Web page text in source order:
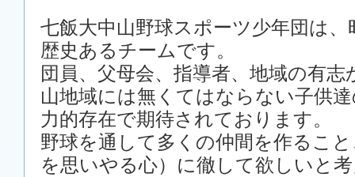
七飯大中山野球スポーツ少年団は
歴史あるチームです。
団員、父母会、指導者、地域の有
山地域には無くてはならない子供
力的存在で期待されております。
野球を通して多くの仲間を作るこ
を思いやる心）に徹して欲しいと